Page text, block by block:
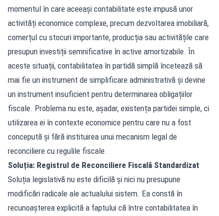
momentul în care aceeași contabilitate este impusă unor
activități economice complexe, precum dezvoltarea imobiliară,
comerțul cu stocuri importante, producția sau activitățile care
presupun investiții semnificative în active amortizabile. În
aceste situații, contabilitatea în partidă simplă încetează să
mai fie un instrument de simplificare administrativă și devine
un instrument insuficient pentru determinarea obligațiilor
fiscale. Problema nu este, așadar, existența partidei simple, ci
utilizarea ei în contexte economice pentru care nu a fost
concepută și fără instituirea unui mecanism legal de
reconciliere cu regulile fiscale.
Soluția: Registrul de Reconciliere Fiscală Standardizat
Soluția legislativă nu este dificilă și nici nu presupune
modificări radicale ale actualului sistem. Ea constă în
recunoașterea explicită a faptului că între contabilitatea în